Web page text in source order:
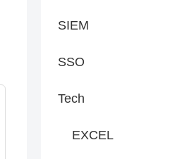
SIEM
SSO
Tech
EXCEL